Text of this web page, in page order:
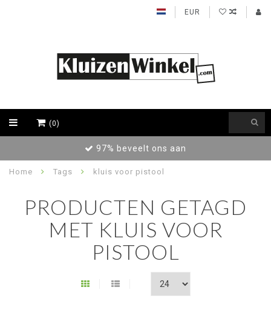
EUR
(0)
97% beveelt ons aan
Home Tags kluis voor pistool
PRODUCTEN GETAGD
MET KLUIS VOOR
PISTOOL